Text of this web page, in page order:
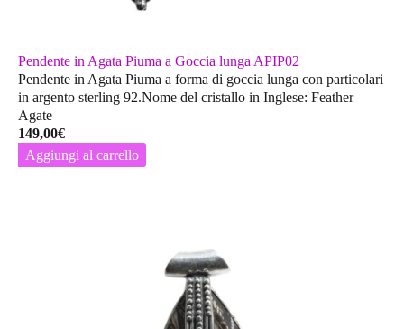
Pendente in Agata Piuma a Goccia lunga APIP02
Pendente in Agata Piuma a forma di goccia lunga con particolari
in argento sterling 92.Nome del cristallo in Inglese: Feather
Agate
149,00€
Aggiungi al carrello